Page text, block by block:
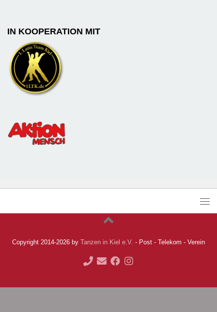
IN KOOPERATION MIT
Copyright 2014-2026 by Tanzen in Kiel e.V. - Post - Telekom - Verein